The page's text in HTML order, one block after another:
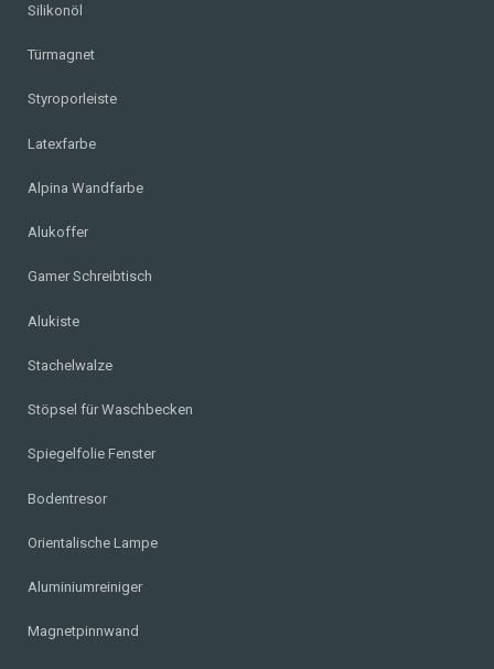
Silikonöl
Türmagnet
Styroporleiste
Latexfarbe
Alpina Wandfarbe
Alukoffer
Gamer Schreibtisch
Alukiste
Stachelwalze
Stöpsel für Waschbecken
Spiegelfolie Fenster
Bodentresor
Orientalische Lampe
Aluminiumreiniger
Magnetpinnwand